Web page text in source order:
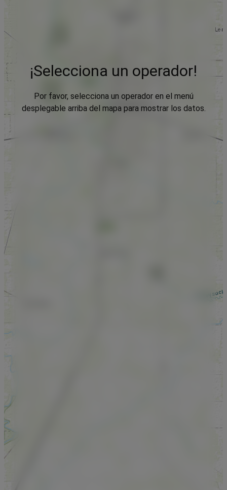
¡Selecciona un operador!
Por favor, selecciona un operador en el menú
desplegable arriba del mapa para mostrar los datos.